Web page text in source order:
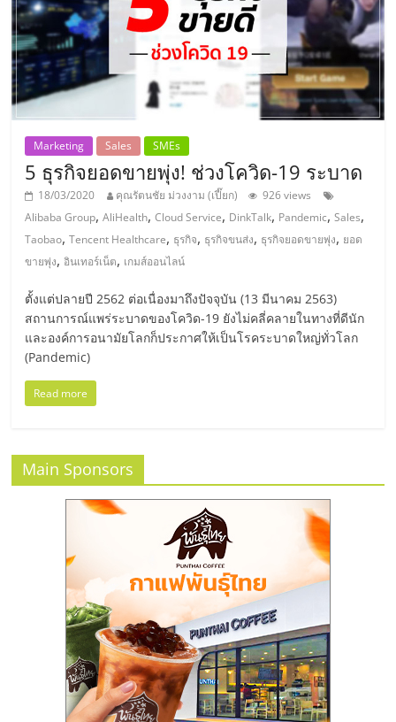
ที่
ปรึกษา
แฟ
รน
ไชส์,
รวม
แฟ
รน
ไชส์
ขาย
แฟ
ไชส์
แฟ
Marketing Sales SMEs
5 ธุรกิจยอดขายพุ่ง! ช่วงโควิด-19 ระบาด
18/03/2020 คุณรัตนชัย ม่วงงาม (เปี๊ยก)
926 views
Alibaba Group,AliHealth,Cloud Service, DinkTalk, Pandemic,Sales,
Taobao,Tencent Healthcare, ธุรกิจ, ธุรกิจขนส่ง, ธุรกิจยอดขายพุ่ง, ยอด
ขายพุ่ง,อินเทอร์เน็ต, เกมส์ออนไลน์
ตั้งแต่ปลายปี 2562 ต่อเนื่องมาถึงปัจจุบัน (13 มีนาคม 2563)
สถานการณ์แพร่ระบาดของโควิด-19 ยังไม่คลี่คลายในทางที่ดีนัก
และองค์การอนามัยโลกก็ประกาศให้เป็นโรคระบาดใหญ่ทั่วโลก
(Pandemic)
Read more
Main Sponsors